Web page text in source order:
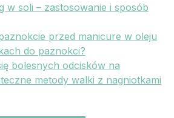
w soli – zastosowanie i sposób
przed manicure w oleju
do paznokci?
bolesnych odcisków na
metody walki z nagniotkami